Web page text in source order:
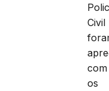
Civil
com
os